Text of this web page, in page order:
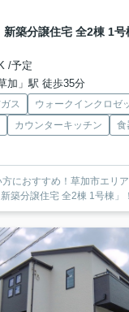
新築分譲住宅 全2棟 1号
/予定
加」駅 徒歩35分
ス
ウォークインクロゼ
カウンターキッチン
食
におすすめ！草加市エリ
新築分譲住宅 全2棟 1号棟」